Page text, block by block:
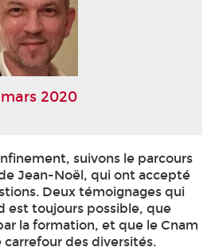
2020
suivons le parcours
Jean-Noël, qui ont accepté
Deux témoignages qui
est toujours possible, que
la formation, et que le Cnam
des diversités.